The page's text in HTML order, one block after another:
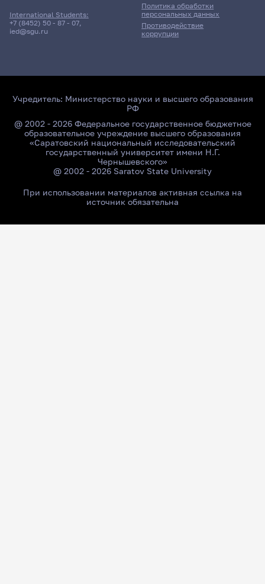
International Students:
+7 (8452) 50 - 87 - 07,
ied@sgu.ru
Политика обработки
персональных данных
Противодействие
коррупции
Учредитель: Министерство науки и высшего образования
РФ
@ 2002 - 2026 Федеральное государственное бюджетное
образовательное учреждение высшего образования
«Саратовский национальный исследовательский
государственный университет имени Н.Г.
Чернышевского»
@ 2002 - 2026 Saratov State University
При использовании материалов активная ссылка на
источник обязательна